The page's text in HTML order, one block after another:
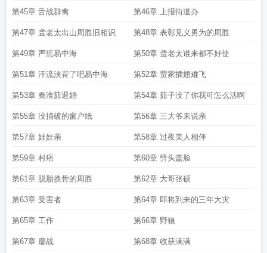
第45章 舌战群禽 第46章 上报街道办
第47章 聋老太出山周胜旧相识 第48章 表彰见义勇为的周胜
第49章 严惩易中海 第50章 聋老太谁来都不好使
第51章 汗流浃背了吧易中海 第52章 贾家插翅难飞
第53章 秦淮茹退婚 第54章 茹子没了你我可怎么活啊
第55章 没捅破的窗户纸 第56章 三大爷来说亲
第57章 娃娃亲 第58章 过夜美人相伴
第59章 村痞 第60章 劈头盖脸
第61章 脱胎换骨的周胜 第62章 大哥张硕
第63章 受害者 第64章 即将到来的三年大灾
第65章 工作 第66章 野狼
第67章 鏖战 第68章 收获满满